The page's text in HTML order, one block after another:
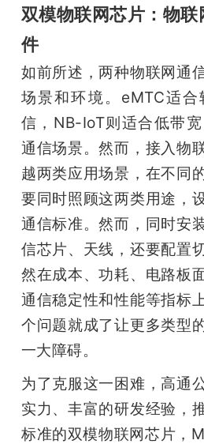
双模物联网芯片：物
件
如前所述，两种物联网通
场景和环境。eMTC适
信，NB-IoT则适合低带
通信场景。然而，接入物
越两类应用场景，在不同
要同时照顾这两类用途，
通信标准。然而，同时安
信芯片、天线，还要配置
然在成本、功耗、电路板
通信稳定性和性能等指标
个问题就成了让更多类型
一大障碍。
为了克服这一困难，高通
实力、丰富的研发经验，
标准的双模物联网芯片，